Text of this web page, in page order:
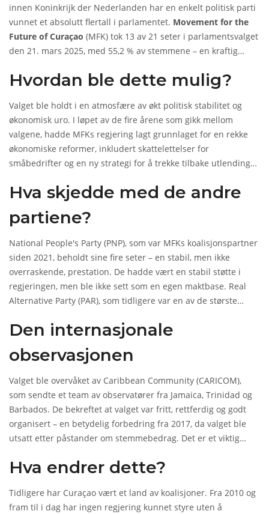
innen Koninkrijk der Nederlanden har en enkelt politisk parti
vunnet et absolutt flertall i parlamentet. Movement for the
Future of Curaçao (MFK) tok 13 av 21 seter i parlamentsvalget
den 21. mars 2025, med 55,2 % av stemmene – en kraftig
ett sete for å nå absolutt flertall. Det er en politisk jordskjelv i
av MFK, har nå en uforutsigbar maktbase – uten å måtte
forhandle med koalisjonspartnere.
Hvordan ble dette mulig?
Valget ble holdt i en atmosfære av økt politisk stabilitet og
økonomisk uro. I løpet av de fire årene som gikk mellom
valgene, hadde MFKs regjering lagt grunnlaget for en rekke
økonomiske reformer, inkludert skattelettelser for
småbedrifter og en ny strategi for å trekke tilbake utlendinger
Men det var ikke bare politikk – det var også personlighet.
misforstått som passivitet, har bygget et sterkt personlig
markeder i Sint Michiel, og i små bygder som Jan Thiel. Han
snakket ikke om store ideer. Han snakket om strøm, vann og
barneskoler. Og folk hørte.
Hva skjedde med de andre
partiene?
National People's Party (PNP), som var MFKs koalisjonspartner
siden 2021, beholdt sine fire seter – en stabil, men ikke
overraskende, prestation. De hadde vært en stabil støtte i
regjeringen, men ble ikke sett som en egen maktbase. Real
Alternative Party (PAR), som tidligere var en av de største
bare reflekterer velgernes misnøye – det er et tegn på at
New Antilles Movement(MAN) og
forsvant helt i 2021, returnerte ikke. MAN, som en gang var en
sentral stemme i antikoloniale bevegelser, er nå nærmest et
huskebokstav.
Den internasjonale
observasjonen
Valget ble overvåket av Caribbean Community (CARICOM),
som sendte et team av observatører fra Jamaica, Trinidad og
Barbados. De bekreftet at valget var fritt, rettferdig og godt
organisert – en betydelig forbedring fra 2017, da valget ble
utsatt etter påstander om stemmebedrag. Det er et viktig
demokratisk infrastruktur. CARICOMs godkjenning gir MFKs
gjennombrudd – det er et internasjonalt akseptert.
Hva endrer dette?
Tidligere har Curaçao vært et land av koalisjoner. Fra 2010 og
fram til i dag har ingen regjering kunnet styre uten å